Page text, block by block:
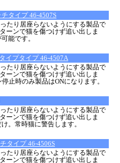
タイプ 46-4507S
たり居座らないようにする製品で
ーンで猫を傷つけず追い出しま
能です。
イプタイプ 46-4507A
たり居座らないようにする製品で
ーンで猫を傷つけず追い出しま
止時のみ製品はONになります。
たり居座らないようにする製品で
ーンで猫を傷つけず追い出しま
。常時猫に警告します。
タイプ 46-4506S
たり居座らないようにする製品で
ーンで猫を傷つけず追い出しま